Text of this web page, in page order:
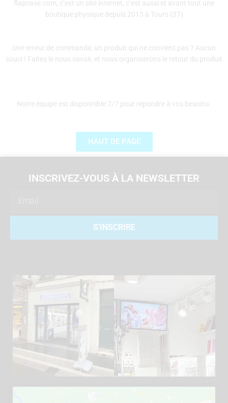
flapcase.com, c’est un site internet, c’est aussi et avant tout une
boutique physique depuis 2015 à Tours (37)
Une erreur de commande, un produit qui ne convient pas ? Aucun
souci ! Faites le nous savoir, et nous organiserons le retour du produit
Notre équipe est disponnible 7/7 pour répondre à vos besoins.
HAUT DE PAGE
INSCRIVEZ-VOUS À LA NEWSLETTER
S'INSCRIRE